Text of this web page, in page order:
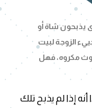
شاة أو
الزوجة لبيت
مكروه، فهل
إذا لم يذبح تلك